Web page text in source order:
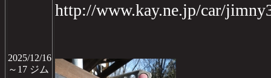
2025/12/16
～17 ジム
http://www.kay.ne.jp/car/